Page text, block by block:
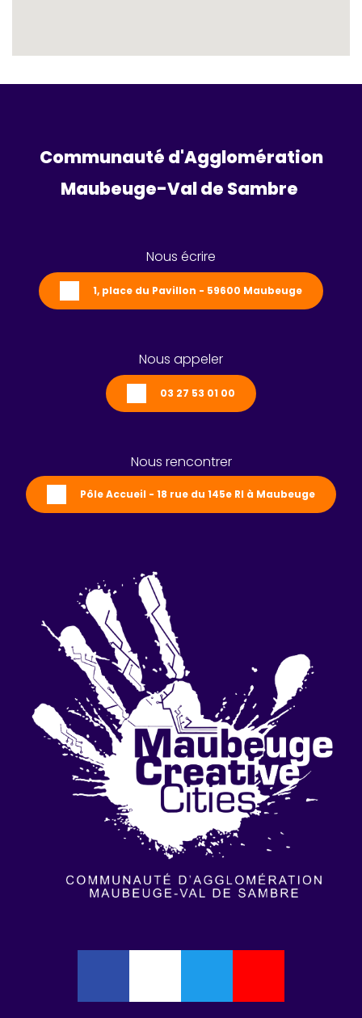
Communauté d'Agglomération
Maubeuge-Val de Sambre
Nous écrire
1, place du Pavillon - 59600 Maubeuge
Nous appeler
03 27 53 01 00
Nous rencontrer
Pôle Accueil - 18 rue du 145e RI à Maubeuge